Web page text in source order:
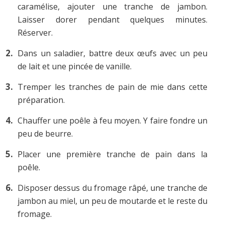
caramélise, ajouter une tranche de jambon.
Laisser dorer pendant quelques minutes.
Réserver.
Dans un saladier, battre deux œufs avec un peu
de lait et une pincée de vanille.
Tremper les tranches de pain de mie dans cette
préparation.
Chauffer une poêle à feu moyen. Y faire fondre un
peu de beurre.
Placer une première tranche de pain dans la
poêle.
Disposer dessus du fromage râpé, une tranche de
jambon au miel, un peu de moutarde et le reste du
fromage.